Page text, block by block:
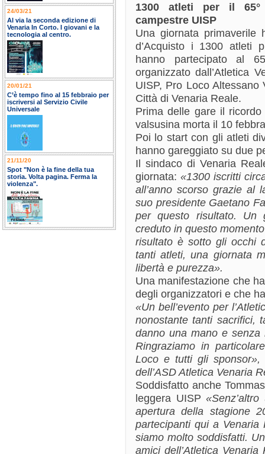
24/03/21
Al via la seconda edizione di
Venaria In Corto. I giovani e la
tecnologia al centro.
20/01/21
C’è tempo fino al 15 febbraio per
iscriversi al Servizio Civile
Universale
21/11/20
Spot "Non è la fine della tua
storia. Volta pagina. Ferma la
violenza".
1300 atleti per il 65°
campestre UISP
Una giornata
d’Acquisto i 1300 atleti
hanno partecipato al
organizzato dall’Atletica
UISP, Pro Loco
Città di Venaria Reale.
Prima delle gare il
valsusina morta il 10
Poi lo start con gli atleti
hanno gareggiato su due
Il sindaco di Venaria
giornata:«1300 iscritti
all’anno scorso grazie al
suo presidente Gaetano
per questo risultato. Un
creduto in questo
risultato è sotto gli occhi
tanti atleti, una giornata
libertà e purezza».
Una manifestazione che
degli organizzatori e che
«Un bell’evento per
nonostante tanti sacrifici,
danno una mano e
Ringraziamo in
Loco e tutti gli sponsor»,
dell’ASD Atletica Venaria
Soddisfatto anche
leggera UISP
apertura della stagione
partecipanti qui a
siamo molto soddisfatti.
amici dell’Atletica